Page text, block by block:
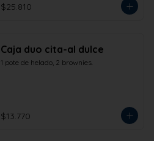
$25.810
Caja duo cita-al dulce
1 pote de helado, 2 brownies.
$13.770